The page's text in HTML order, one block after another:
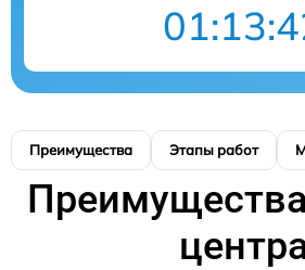
Преимущества Этапы работ